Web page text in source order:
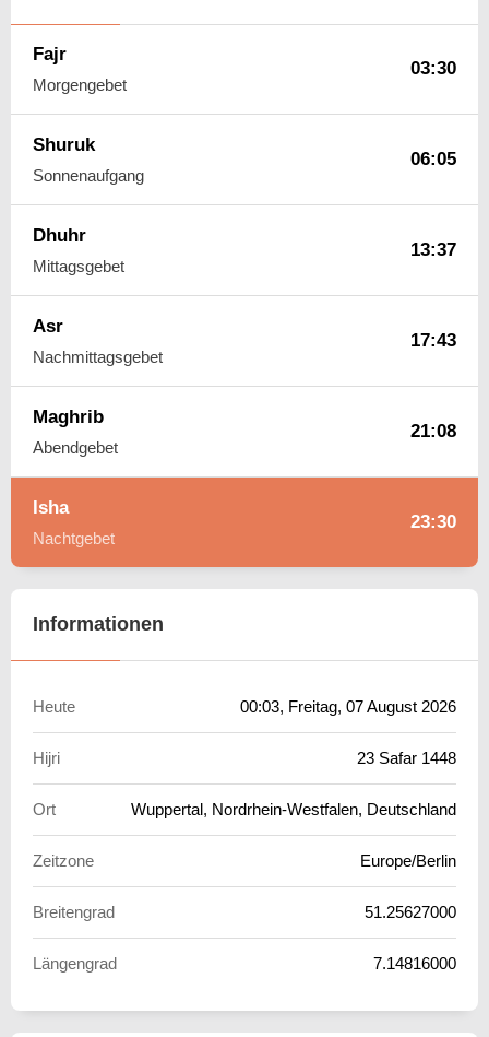
Fajr
Morgengebet
03:30
Shuruk
Sonnenaufgang
06:05
Dhuhr
Mittagsgebet
13:37
Asr
Nachmittagsgebet
17:43
Maghrib
Abendgebet
21:08
Isha
Nachtgebet
23:30
Informationen
Heute 00:03, Freitag, 07 August 2026
Hijri 23 Safar 1448
Ort Wuppertal, Nordrhein-Westfalen, Deutschland
Zeitzone Europe/Berlin
Breitengrad 51.25627000
Längengrad 7.14816000